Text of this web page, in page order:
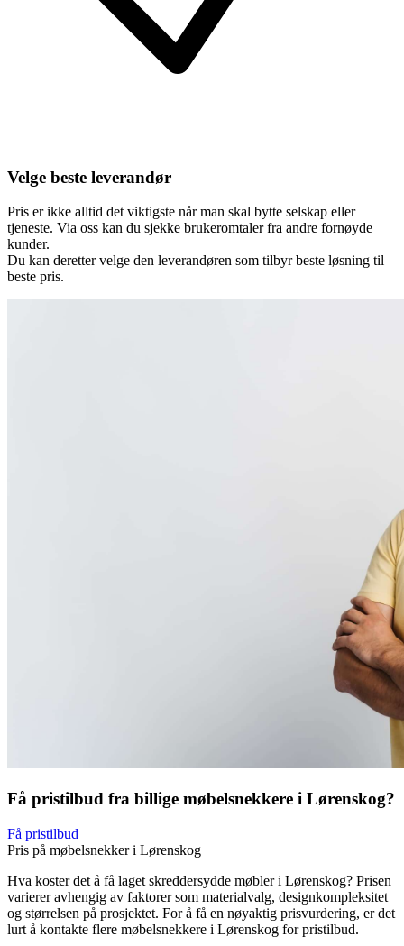
Velge beste leverandør
Pris er ikke alltid det viktigste når man skal bytte selskap eller
tjeneste. Via oss kan du sjekke brukeromtaler fra andre fornøyde
kunder.
Du kan deretter velge den leverandøren som tilbyr beste løsning til
beste pris.
Få pristilbud fra billige møbelsnekkere i Lørenskog?
Få pristilbud
Pris på møbelsnekker i Lørenskog
Hva koster det å få laget skreddersydde møbler i Lørenskog? Prisen
varierer avhengig av faktorer som materialvalg, designkompleksitet
og størrelsen på prosjektet. For å få en nøyaktig prisvurdering, er det
lurt å kontakte flere møbelsnekkere i Lørenskog for pristilbud.